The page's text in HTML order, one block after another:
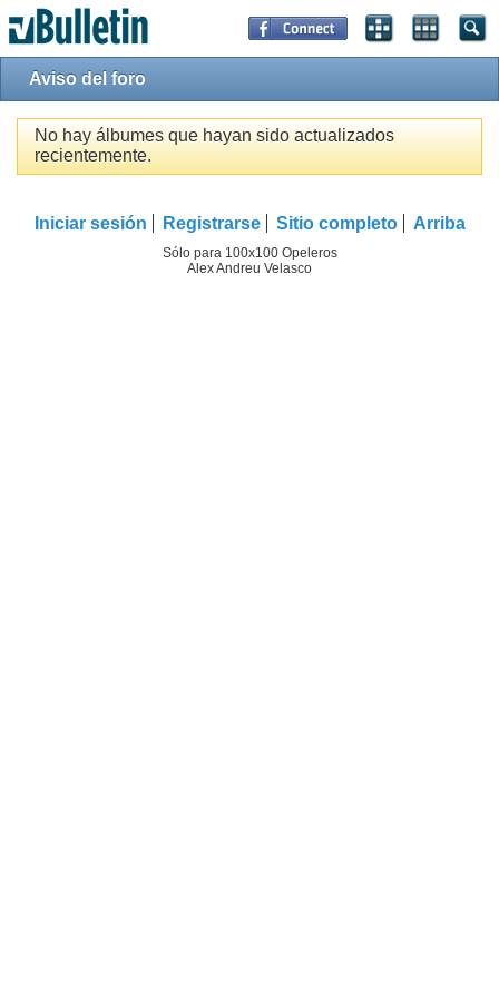
Aviso del foro
No hay álbumes que hayan sido actualizados
recientemente.
Iniciar sesión Registrarse Sitio completo Arriba
Sólo para 100x100 Opeleros
Alex Andreu Velasco